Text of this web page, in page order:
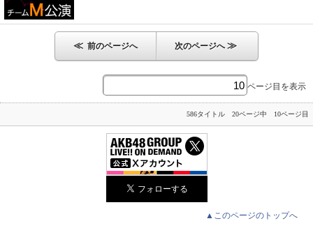
≪ 前のページへ 次のページへ≫
ページ目を表示
586タイトル 20ページ中 10ページ目
▲このページのトップへ